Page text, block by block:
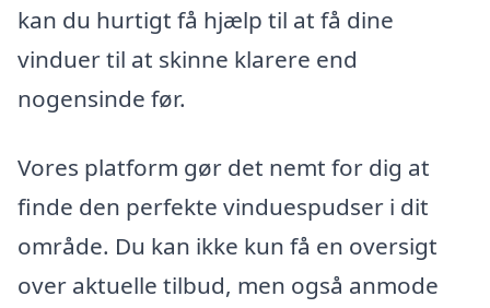
kan du hurtigt få hjælp til at få dine
vinduer til at skinne klarere end
nogensinde før.
Vores platform gør det nemt for dig at
finde den perfekte vinduespudser i dit
område. Du kan ikke kun få en oversigt
over aktuelle tilbud, men også anmode